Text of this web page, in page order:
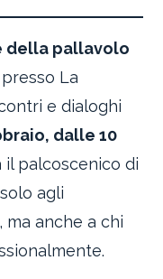
della pallavolo
La
e dialoghi
dalle 10
il palcoscenico di
agli
anche a chi